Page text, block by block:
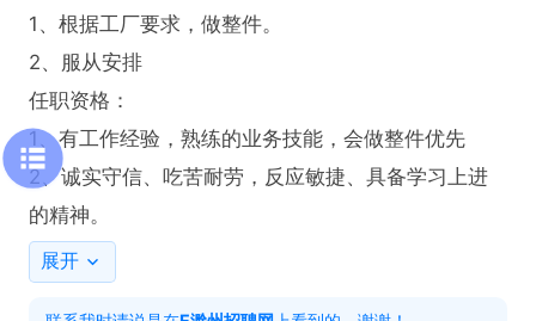
1、根据工厂要求，做整件。
2、服从安排
任职资格：
1、有工作经验，熟练的业务技能，会做整件优先
2、诚实守信、吃苦耐劳，反应敏捷、具备学习上进
的精神。
展开